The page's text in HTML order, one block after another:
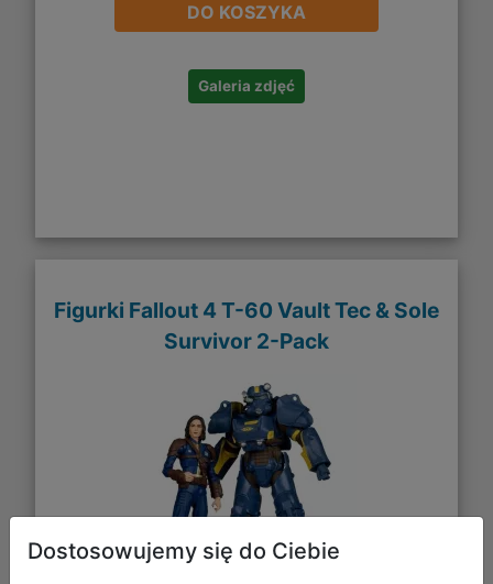
DO KOSZYKA
Galeria zdjęć
Figurki Fallout 4 T-60 Vault Tec & Sole
Survivor 2-Pack
Dostosowujemy się do Ciebie